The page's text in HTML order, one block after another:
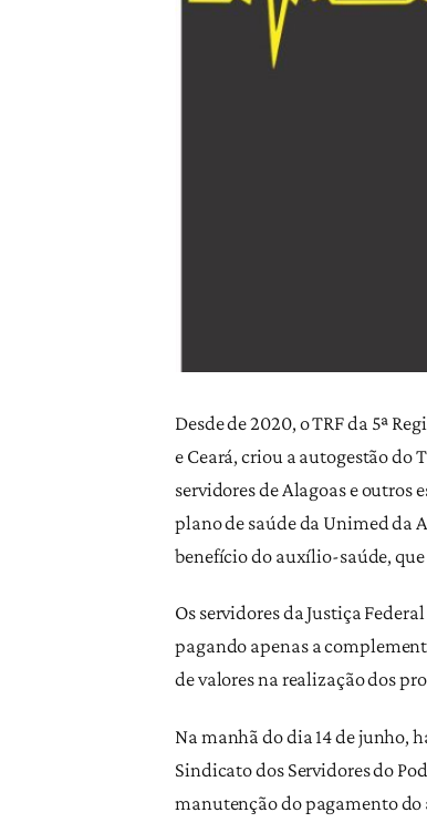
Desde de 2020, o TRF da 5ª
e Ceará, criou a autogestão do
servidores de Alagoas e outros
plano de saúde da Unimed da
benefício do auxílio-saúde,
Os servidores da Justiça
pagando apenas a
de valores na realização dos
Na manhã do dia 14 de junho,
Sindicato dos Servidores do
manutenção do pagamento